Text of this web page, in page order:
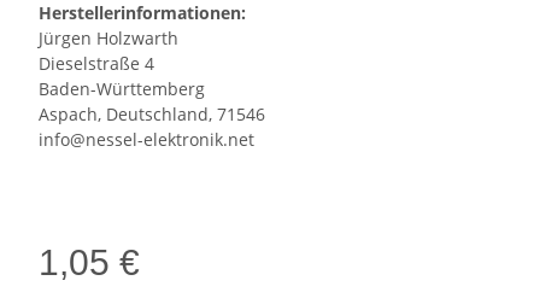
Herstellerinformationen:
Jürgen Holzwarth
Dieselstraße 4
Baden-Württemberg
Aspach, Deutschland, 71546
info@nessel-elektronik.net
1,05 €